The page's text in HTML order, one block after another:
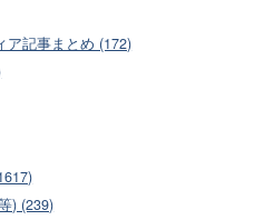
ア記事まとめ (172)
) (239)